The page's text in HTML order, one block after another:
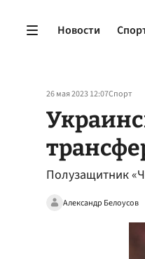
Новости
26 мая 2023 12:07Спорт
Полузащитник
Александр Белоусов